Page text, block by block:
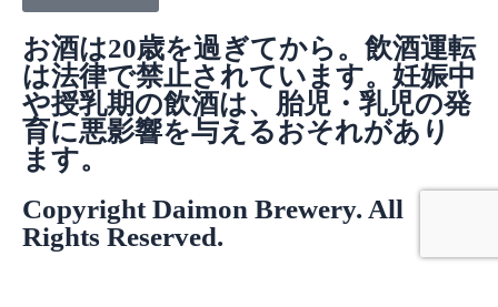
お酒は20歳を過ぎてから。飲酒運転
は法律で禁止されています。妊娠中
や授乳期の飲酒は、胎児・乳児の発
育に悪影響を与えるおそれがあり
ます。
Copyright Daimon Brewery. All
Rights Reserved.